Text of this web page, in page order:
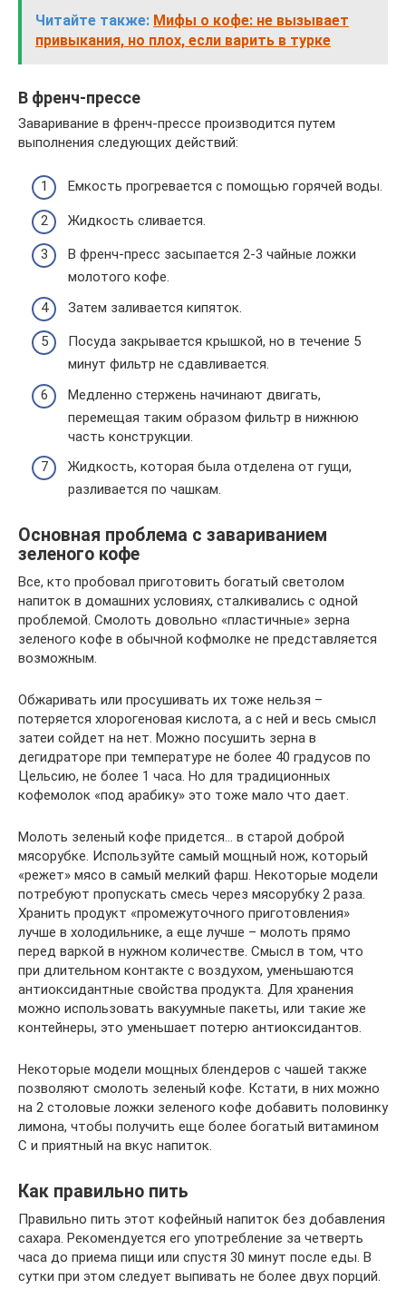
Читайте также: Мифы о кофе: не вызывает
привыкания, но плох, если варить в турке
В френч-прессе
Заваривание в френч-прессе производится путем
выполнения следующих действий:
Емкость прогревается с помощью горячей воды.
Жидкость сливается.
В френч-пресс засыпается 2-3 чайные ложки
молотого кофе.
Затем заливается кипяток.
Посуда закрывается крышкой, но в течение 5
минут фильтр не сдавливается.
Медленно стержень начинают двигать,
перемещая таким образом фильтр в нижнюю
часть конструкции.
Жидкость, которая была отделена от гущи,
разливается по чашкам.
Основная проблема с завариванием
зеленого кофе
Все, кто пробовал приготовить богатый светолом
напиток в домашних условиях, сталкивались с одной
проблемой. Смолоть довольно «пластичные» зерна
зеленого кофе в обычной кофмолке не представляется
возможным.
Обжаривать или просушивать их тоже нельзя –
потеряется хлорогеновая кислота, а с ней и весь смысл
затеи сойдет на нет. Можно посушить зерна в
дегидраторе при температуре не более 40 градусов по
Цельсию, не более 1 часа. Но для традиционных
кофемолок «под арабику» это тоже мало что дает.
Молоть зеленый кофе придется… в старой доброй
мясорубке. Используйте самый мощный нож, который
«режет» мясо в самый мелкий фарш. Некоторые модели
потребуют пропускать смесь через мясорубку 2 раза.
Хранить продукт «промежуточного приготовления»
лучше в холодильнике, а еще лучше – молоть прямо
перед варкой в нужном количестве. Смысл в том, что
при длительном контакте с воздухом, уменьшаются
антиоксидантные свойства продукта. Для хранения
можно использовать вакуумные пакеты, или такие же
контейнеры, это уменьшает потерю антиоксидантов.
Некоторые модели мощных блендеров с чашей также
позволяют смолоть зеленый кофе. Кстати, в них можно
на 2 столовые ложки зеленого кофе добавить половинку
лимона, чтобы получить еще более богатый витамином
С и приятный на вкус напиток.
Как правильно пить
Правильно пить этот кофейный напиток без добавления
сахара. Рекомендуется его употребление за четверть
часа до приема пищи или спустя 30 минут после еды. В
сутки при этом следует выпивать не более двух порций.